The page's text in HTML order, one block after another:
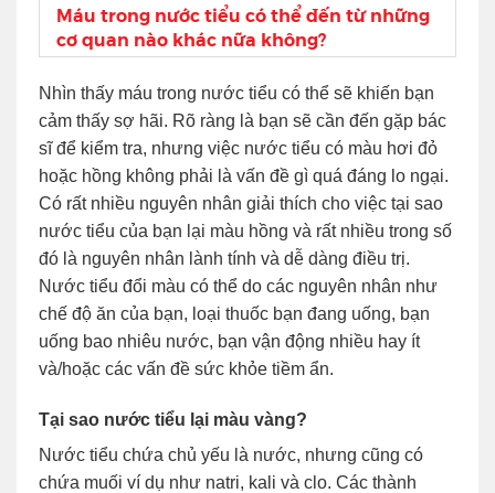
Máu trong nước tiểu có thể đến từ những
cơ quan nào khác nữa không?
Nhìn thấy máu trong nước tiểu có thể sẽ khiến bạn
cảm thấy sợ hãi. Rõ ràng là bạn sẽ cần đến gặp bác
sĩ để kiểm tra, nhưng việc nước tiểu có màu hơi đỏ
hoặc hồng không phải là vấn đề gì quá đáng lo ngại.
Có rất nhiều nguyên nhân giải thích cho việc tại sao
nước tiểu của bạn lại màu hồng và rất nhiều trong số
đó là nguyên nhân lành tính và dễ dàng điều trị.
Nước tiểu đổi màu có thể do các nguyên nhân như
chế độ ăn của bạn, loại thuốc bạn đang uống, bạn
uống bao nhiêu nước, bạn vận động nhiều hay ít
và/hoặc các vấn đề sức khỏe tiềm ẩn.
Tại sao nước tiểu lại màu vàng?
Nước tiểu chứa chủ yếu là nước, nhưng cũng có
chứa muối ví dụ như natri, kali và clo. Các thành